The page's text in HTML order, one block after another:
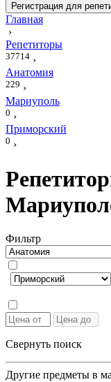
Регистрация для
Главная
›
Репетиторы
37714 ›
Анатомия
229 ›
Мариуполь
0 ›
Приморский
0 ›
Фильтр
Свернуть поиск
Другие предметы в